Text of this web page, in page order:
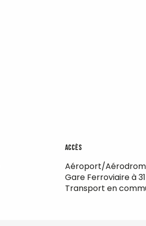
Accès
Accès
Aéroport/
Gare Ferroviaire à
Transport en